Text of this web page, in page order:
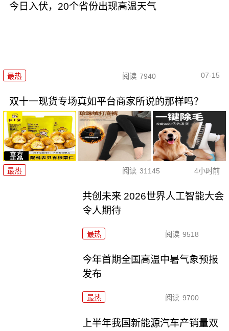
今日入伏，20个省份出现高温天气
最热 阅读 7940 07-15
双十一现货专场真如平台商家所说的那样吗？
最热 阅读 31145 4小时前
共创未来 2026世界人工智能大会
令人期待
最热 阅读 9518
今年首期全国高温中暑气象预报
发布
最热 阅读 9700
上半年我国新能源汽车产销量双